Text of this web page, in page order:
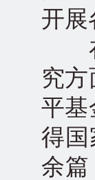
开展
在
究
平基
得国
余篇